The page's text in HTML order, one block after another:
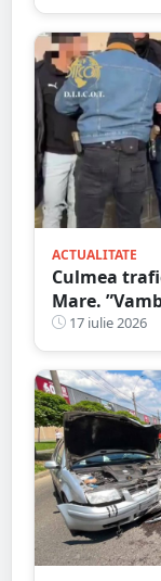
ACTUALITATE
Culmea
Mare.
după ce a
17 iulie 2026